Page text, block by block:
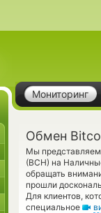
Мониторинг
Обмен
Мы представляем
(BCH) на
обращать
прошли
Для клиентов,
специальное